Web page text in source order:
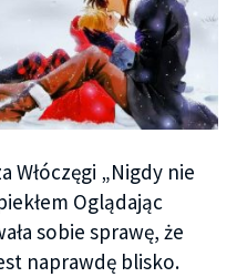
Włóczęgi „Nigdy nie
Oglądając
sobie sprawę, że
naprawdę blisko.